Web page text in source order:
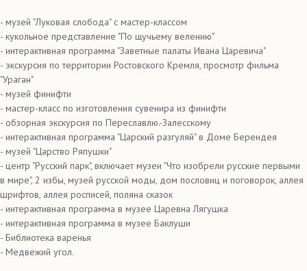
- музей "Луковая слобода" с мастер-классом
- кукольное представление "По щучьему велению"
- интерактивная программа "Заветные палаты Ивана Царевича"
- экскурсия по территории Ростовского Кремля, просмотр фильма
"Ураган"
- музей финифти
- мастер-класс по изготовления сувенира из финифти
- обзорная экскурсия по Переславлю.-Залесскому
- интерактивная программа "Царский разгуляй" в Доме Берендея
- музей "Царство Ряпушки"
- центр "Русский парк", включает музеи "Что изобрели русские первыми
в мире", 2 избы, музей русской моды, дом пословиц и поговорок, аллея
шрифтов, аллея росписей, поляна сказок
- интерактивная программа в музее Царевна Лягушка
- интерактивная программа в музее Баклуши
- Библиотека варенья
- Медвежий угол.